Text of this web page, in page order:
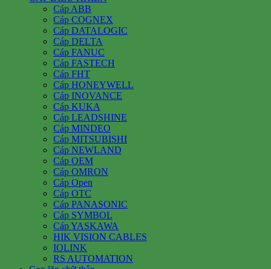
Cáp ABB
Cáp COGNEX
Cáp DATALOGIC
Cáp DELTA
Cáp FANUC
Cáp FASTECH
Cáp FHT
Cáp HONEYWELL
Cáp INOVANCE
Cáp KUKA
Cáp LEADSHINE
Cáp MINDEO
Cáp MITSUBISHI
Cáp NEWLAND
Cáp OEM
Cáp OMRON
Cáp Open
Cáp OTC
Cáp PANASONIC
Cáp SYMBOL
Cáp YASKAWA
HIK VISION CABLES
IOLINK
RS AUTOMATION